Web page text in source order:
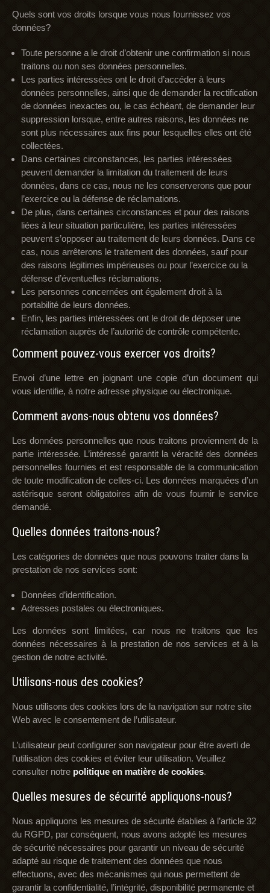
Quels sont vos droits lorsque vous nous fournissez vos
données?
Toute personne a le droit d’obtenir une confirmation si nous
traitons ou non ses données personnelles.
Les parties intéressées ont le droit d’accéder à leurs
données personnelles, ainsi que de demander la rectification
de données inexactes ou, le cas échéant, de demander leur
suppression lorsque, entre autres raisons, les données ne
sont plus nécessaires aux fins pour lesquelles elles ont été
collectées.
Dans certaines circonstances, les parties intéressées
peuvent demander la limitation du traitement de leurs
données, dans ce cas, nous ne les conserverons que pour
l’exercice ou la défense de réclamations.
De plus, dans certaines circonstances et pour des raisons
liées à leur situation particulière, les parties intéressées
peuvent s’opposer au traitement de leurs données. Dans ce
cas, nous arrêterons le traitement des données, sauf pour
des raisons légitimes impérieuses ou pour l’exercice ou la
défense d’éventuelles réclamations.
Les personnes concernées ont également droit à la
portabilité de leurs données.
Enfin, les parties intéressées ont le droit de déposer une
réclamation auprès de l’autorité de contrôle compétente.
Comment pouvez-vous exercer vos droits?
Envoi d’une lettre en joignant une copie d’un document qui
vous identifie, à notre adresse physique ou électronique.
Comment avons-nous obtenu vos données?
Les données personnelles que nous traitons proviennent de la
partie intéressée. L’intéressé garantit la véracité des données
personnelles fournies et est responsable de la communication
de toute modification de celles-ci. Les données marquées d’un
astérisque seront obligatoires afin de vous fournir le service
demandé.
Quelles données traitons-nous?
Les catégories de données que nous pouvons traiter dans la
prestation de nos services sont:
Données d’identification.
Adresses postales ou électroniques.
Les données sont limitées, car nous ne traitons que les
données nécessaires à la prestation de nos services et à la
gestion de notre activité.
Utilisons-nous des cookies?
Nous utilisons des cookies lors de la navigation sur notre site
Web avec le consentement de l’utilisateur.
L’utilisateur peut configurer son navigateur pour être averti de
l’utilisation des cookies et éviter leur utilisation. Veuillez
consulter notre politique en matière de cookies.
Quelles mesures de sécurité appliquons-nous?
Nous appliquons les mesures de sécurité établies à l’article 32
du RGPD, par conséquent, nous avons adopté les mesures
de sécurité nécessaires pour garantir un niveau de sécurité
adapté au risque de traitement des données que nous
effectuons, avec des mécanismes qui nous permettent de
garantir la confidentialité, l’intégrité, disponibilité permanente et